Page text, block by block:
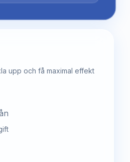
upp och få maximal effekt